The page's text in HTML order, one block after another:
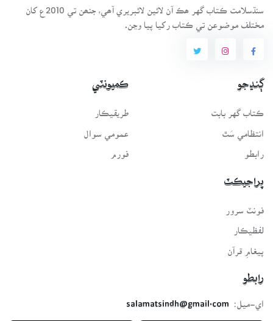
سنڌسلامت ڪتاب گهر ھڪ آن لائين لائبريري آھي، جنھن تي 2010ع کان
مختلف موضوعن تي ڪتاب رکيا پيا وڃن.
ڳنڍجو
ڪتاب گهر بابت
انتظامي سَٿ
رابطو
ڪميونٽي
طريقيڪار
عمومي سوال
فورم
پراجيڪٽ
لفظيڪار
پيغامِ قرآن
رابطو
اي-ميل:
salamatsindh@gmail.com